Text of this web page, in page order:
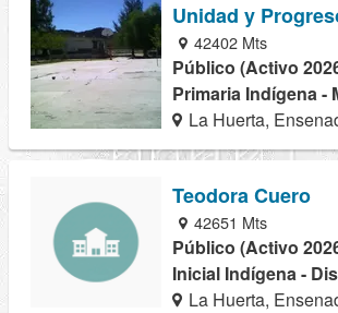
Unidad y
42402 Mts
Público (Activo
Primaria Indígena -
La Huerta,
Teodora Cuero
42651 Mts
Público (Activo
Inicial Indígena -
La Huerta,